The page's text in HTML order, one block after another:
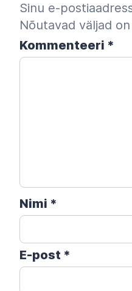
Sinu e-
Nõutavad väljad
Kommenteeri *
Nimi *
E-post *